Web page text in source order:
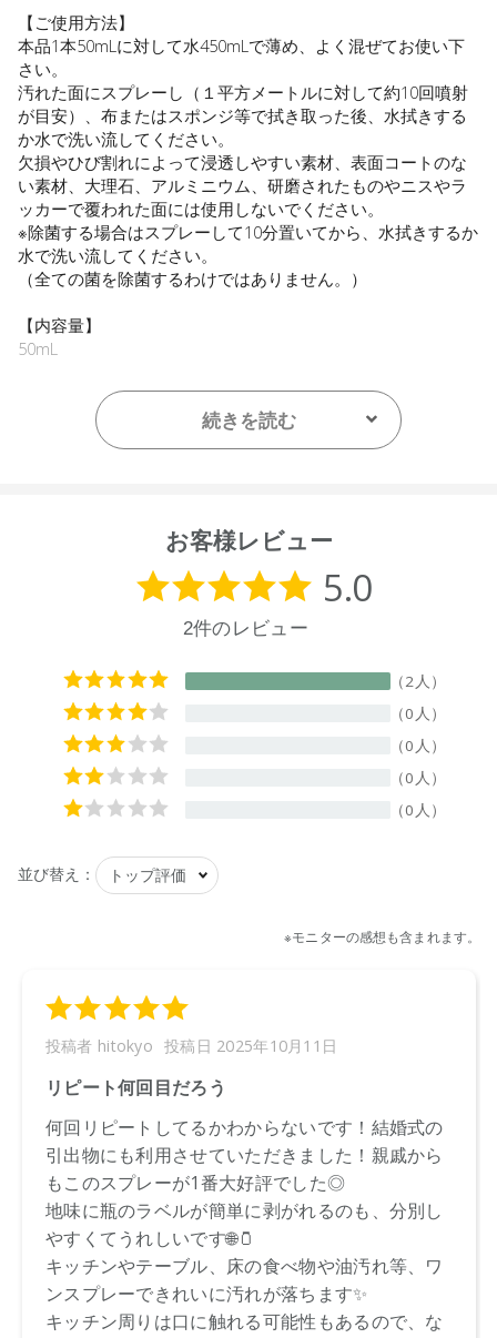
【ご使用方法】
本品1本50mLに対して水450mLで薄め、よく混ぜてお使い下
さい。
汚れた面にスプレーし（１平方メートルに対して約10回噴射
が目安）、布またはスポンジ等で拭き取った後、水拭きする
か水で洗い流してください。
欠損やひび割れによって浸透しやすい素材、表面コートのな
い素材、大理石、アルミニウム、研磨されたものやニスやラ
ッカーで覆われた面には使用しないでください。
※除菌する場合はスプレーして10分置いてから、水拭きするか
水で洗い流してください。
（全ての菌を除菌するわけではありません。）
【内容量】
50mL
【容器サイズ】
H100×W38×D38mm
ニュージーランド
9420015012026
※店舗での取り扱いや詳しい在庫状況につきましては、各店舗
にお問い合わせください。
※通常はご注文より1～3営業日での発送となります。
商品によっては、お届けまで1～2週間かかる場合がございま
すので予めご了承ください。
●パッケージはリニューアル等の理由により、写真と異なる場
合がございます。
続きを読む
お客様レビュー